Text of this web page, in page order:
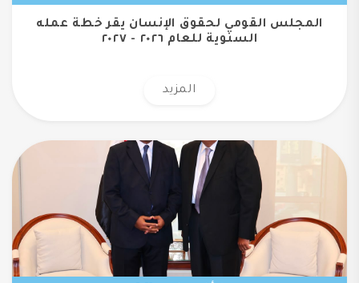
المجلس القومي لحقوق الإنسان يقر خطة عمله
السنوية للعام ٢٠٢٦ - ٢٠٢٧
المزيد